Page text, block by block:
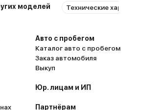
моделей Технические
Авто с пробегом
Каталог авто с пробегом
Заказ автомобиля
Выкуп
Юр. лицам и ИП
Партнёрам